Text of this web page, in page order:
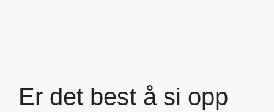
Er det best å si opp